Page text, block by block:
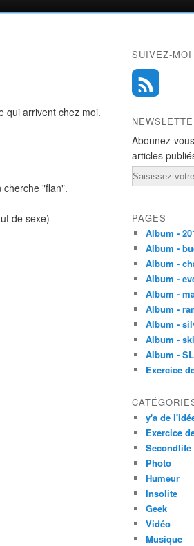
qui arrivent chez moi.
"flan".
de sexe)
SUIVEZ-MOI
Abonnez-
articles
Email
PAGES
Album -
Album -
Album -
Album -
Album -
Album -
Album -
Album -
Album -
Exercice
y'a de
Exercice
Secondlife
Photo
Humeur
Insolite
Geek
Vidéo
Musique